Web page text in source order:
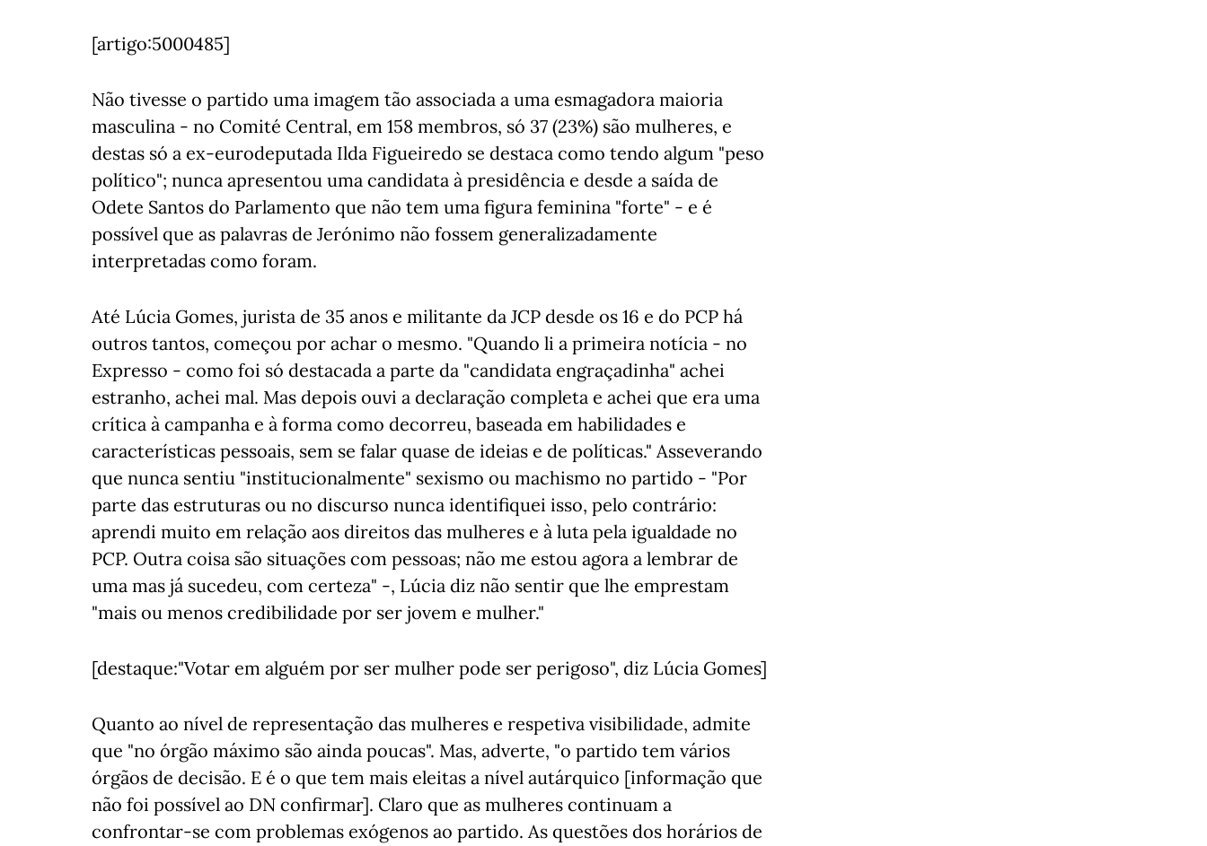
[artigo:5000485]
Não tivesse o partido uma imagem tão associada a uma esmagadora maioria
masculina - no Comité Central, em 158 membros, só 37 (23%) são mulheres, e
destas só a ex-eurodeputada Ilda Figueiredo se destaca como tendo algum "peso
político"; nunca apresentou uma candidata à presidência e desde a saída de
Odete Santos do Parlamento que não tem uma figura feminina "forte" - e é
possível que as palavras de Jerónimo não fossem generalizadamente
interpretadas como foram.
Até Lúcia Gomes, jurista de 35 anos e militante da JCP desde os 16 e do PCP há
outros tantos, começou por achar o mesmo. "Quando li a primeira notícia - no
Expresso - como foi só destacada a parte da "candidata engraçadinha" achei
estranho, achei mal. Mas depois ouvi a declaração completa e achei que era uma
crítica à campanha e à forma como decorreu, baseada em habilidades e
características pessoais, sem se falar quase de ideias e de políticas." Asseverando
que nunca sentiu "institucionalmente" sexismo ou machismo no partido - "Por
parte das estruturas ou no discurso nunca identifiquei isso, pelo contrário:
aprendi muito em relação aos direitos das mulheres e à luta pela igualdade no
PCP. Outra coisa são situações com pessoas; não me estou agora a lembrar de
uma mas já sucedeu, com certeza" -, Lúcia diz não sentir que lhe emprestam
"mais ou menos credibilidade por ser jovem e mulher."
[destaque:"Votar em alguém por ser mulher pode ser perigoso", diz Lúcia Gomes]
Quanto ao nível de representação das mulheres e respetiva visibilidade, admite
que "no órgão máximo são ainda poucas". Mas, adverte, "o partido tem vários
órgãos de decisão. E é o que tem mais eleitas a nível autárquico [informação que
não foi possível ao DN confirmar]. Claro que as mulheres continuam a
confrontar-se com problemas exógenos ao partido. As questões dos horários de